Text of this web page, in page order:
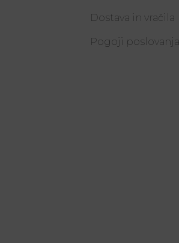
Dostava in vračila
Pogoji poslovanja